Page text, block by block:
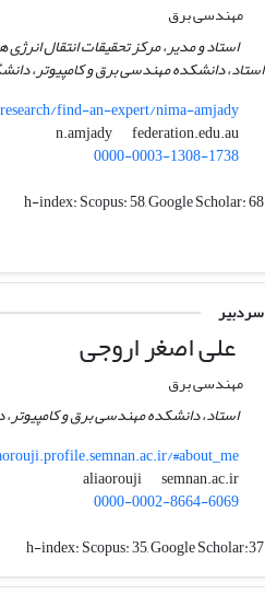
مهندسی برق
استاد و مدیر، مرکز تحقیقات انتقال
استاد، دانشکده مهندسی برق و کامپیوتر،
find-an-expert/nima-amjady
n.amjady
federation.edu.au
0000-0003-1308-1738
h-index:Scopus: 58, Google Scholar: 68
سردبیر
علی اصغر اروجی
مهندسی برق
استاد، دانشکده مهندسی برق و
#about_me
aliaorouji
semnan.ac.ir
0000-0002-8664-6069
h-index:Scopus: 35, Google Scholar:37